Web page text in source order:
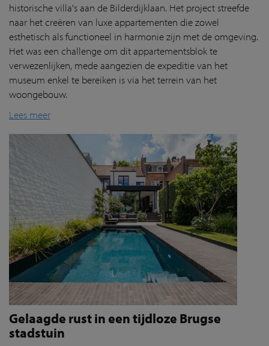
historische villa's aan de Bilderdijklaan. Het project streefde
naar het creëren van luxe appartementen die zowel
esthetisch als functioneel in harmonie zijn met de omgeving.
Het was een challenge om dit appartementsblok te
verwezenlijken, mede aangezien de expeditie van het
museum enkel te bereiken is via het terrein van het
woongebouw.
Lees meer
Gelaagde rust in een tijdloze Brugse
stadstuin